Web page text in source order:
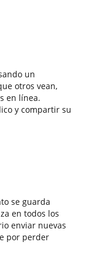
un
otros vean,
en línea.
y compartir su
se guarda
en todos los
enviar nuevas
por perder